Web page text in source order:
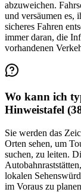
abzuweichen.
und versäumen es,
sicheres Fahren
immer daran, die
vorhandenen
Wo kann ich
Hinweistafel
Sie werden das
Orten sehen, um
suchen, zu leiten.
lokalen
im Voraus zu